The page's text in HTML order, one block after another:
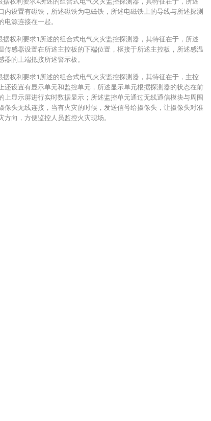
内设置有磁铁，所述磁铁为电磁铁，所述电磁铁上的导线与所述探测
电源连接在一起。
据权利要求1所述的组合式电气火灾监控探测器，其特征在于，所述
传感器设置在所述主控板的下端位置，枢接于所述主控板，所述感温
器的上端抵接所述警示板。
据权利要求1所述的组合式电气火灾监控探测器，其特征在于，主控
还设置有显示单元和监控单元，所述显示单元根据探测器的状态在前
上显示屏进行实时数据显示；所述监控单元通过无线通信模块与周围
像头无线连接，当有火灾的时候，发送信号给摄像头，让摄像头对准
方向，方便监控人员监控火灾现场。